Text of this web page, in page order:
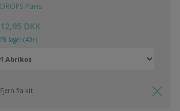
DROPS Paris
12,95 DKK
På lager (40+)
Fjern fra kit